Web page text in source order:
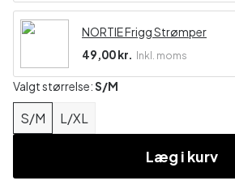
NORTIE Frigg Strømper
49,00 kr.
Inkl. moms
Valgt størrelse:S/M
S/M L/XL
Læg i kurv